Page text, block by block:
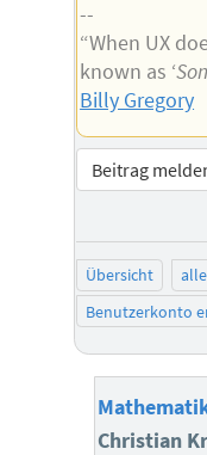
--
“When UX
known as ‘
Billy Gregory
Beitrag
Übersicht
Benutzerkonto
Christian